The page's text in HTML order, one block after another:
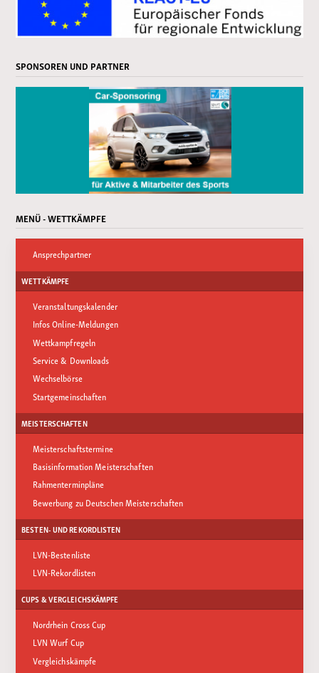
SPONSOREN UND PARTNER
MENÜ - WETTKÄMPFE
Ansprechpartner
WETTKÄMPFE
Veranstaltungskalender
Infos Online-Meldungen
Wettkampfregeln
Service & Downloads
Wechselbörse
Startgemeinschaften
MEISTERSCHAFTEN
Meisterschaftstermine
Basisinformation Meisterschaften
Rahmenterminpläne
Bewerbung zu Deutschen Meisterschaften
BESTEN- UND REKORDLISTEN
LVN-Bestenliste
LVN-Rekordlisten
CUPS & VERGLEICHSKÄMPFE
Nordrhein Cross Cup
LVN Wurf Cup
Vergleichskämpfe